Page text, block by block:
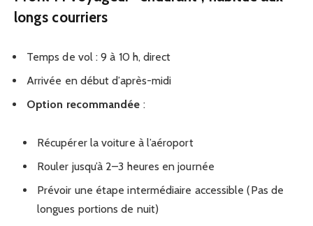
longs courriers
Temps de vol : 9 à 10 h, direct
Arrivée en début d’après-midi
Option recommandée :
Récupérer la voiture à l’aéroport
Rouler jusqu’à 2–3 heures en journée
Prévoir une étape intermédiaire accessible (Pas de
longues portions de nuit)